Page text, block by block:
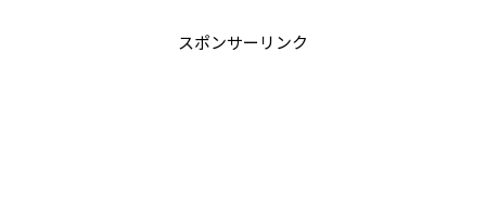
スポンサーリンク